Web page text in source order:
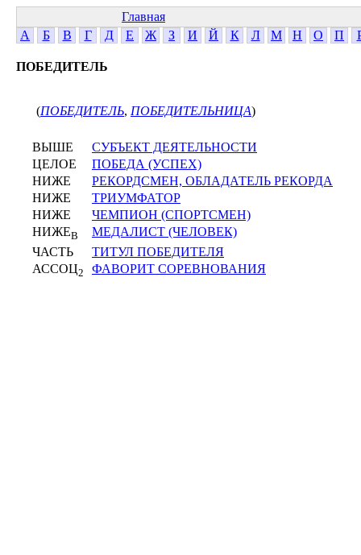
Главная
А
Б В Г Д Е Ж З И Й К Л М Н О П
ПОБЕДИТЕЛЬ
(ПОБЕДИТЕЛЬ, ПОБЕДИТЕЛЬНИЦА)
ВЫШЕ
СУБЪЕКТ ДЕЯТЕЛЬНОСТИ
ЦЕЛОЕ
ПОБЕДА (УСПЕХ)
НИЖЕ
РЕКОРДСМЕН, ОБЛАДАТЕЛЬ РЕКОРДА
НИЖЕ
ТРИУМФАТОР
НИЖЕ
ЧЕМПИОН (СПОРТСМЕН)
НИЖЕВ
МЕДАЛИСТ (ЧЕЛОВЕК)
ЧАСТЬ
ТИТУЛ ПОБЕДИТЕЛЯ
АССОЦ2 ФАВОРИТ СОРЕВНОВАНИЯ